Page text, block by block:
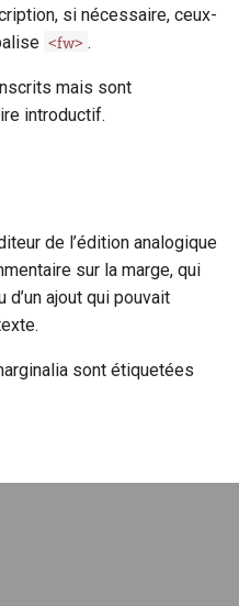
si nécessaire, ceux-
<fw> .
mais sont
introductif.
de l’édition analogique
sur la marge, qui
ajout qui pouvait
sont étiquetées